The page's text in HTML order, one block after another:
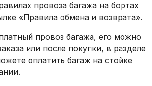
провоза багажа на бортах
«Правила обмена и возврата».
провоз багажа, его можно
или после покупки, в разделе
оплатить багаж на стойке